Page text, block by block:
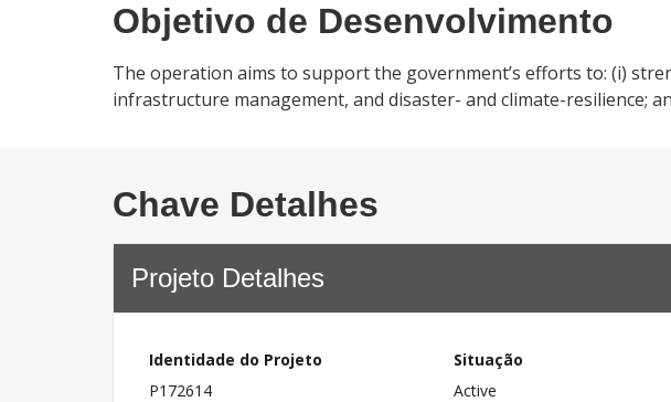
Objetivo de Desenvolvimento
The operation aims to support the government’s efforts to: (i)
infrastructure management, and disaster- and climate-resilience;
Chave Detalhes
Projeto Detalhes
Identidade do Projeto
P172614
Situação
Active